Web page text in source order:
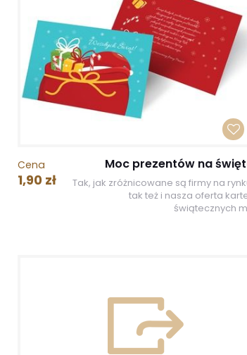
Cena
1,90 zł
Moc prezentów na
Tak, jak zróżnicowane są firmy na
tak też i nasza oferta
świątecznych